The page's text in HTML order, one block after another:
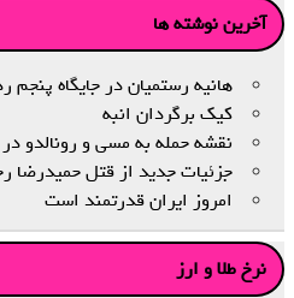
آخرین نوشته ها
هانیه رستمیان در جایگاه پنجم
کیک برگردان انبه
نقشه حمله به مسی و رونالدو
جزئیات جدید از قتل حمیدرضا
امروز ایران قدرتمند است
نرخ طلا و ارز